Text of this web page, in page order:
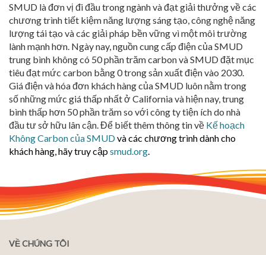
SMUD là đơn vị đi đầu trong ngành và đạt giải thưởng về các
chương trình tiết kiệm năng lượng sáng tạo, công nghệ năng
lượng tái tạo và các giải pháp bền vững vì một môi trường
lành mạnh hơn. Ngày nay, nguồn cung cấp điện của SMUD
trung bình không có 50 phần trăm carbon và SMUD đặt mục
tiêu đạt mức carbon bằng 0 trong sản xuất điện vào 2030.
Giá điện và hóa đơn khách hàng của SMUD luôn nằm trong
số những mức giá thấp nhất ở California và hiện nay, trung
bình thấp hơn 50 phần trăm so với công ty tiện ích do nhà
đầu tư sở hữu lân cận. Để biết thêm thông tin về Kế hoạch
Không Carbon của SMUDvà các chương trình dành cho
khách hàng, hãy truy cậpsmud.org.
VỀ CHÚNG TÔI